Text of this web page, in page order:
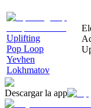
Uplifting
Pop Loop
Yevhen
Lokhmatov
Descargar la app